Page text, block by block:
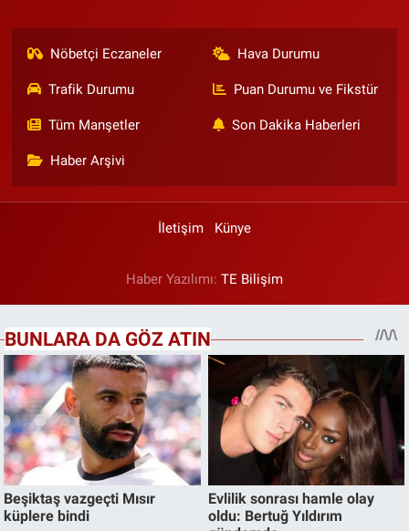
Nöbetçi Eczaneler Hava Durumu
Trafik Durumu Puan Durumu ve Fikstür
Tüm Manşetler Son Dakika Haberleri
Haber Arşivi
İletişim Künye
Haber Yazılımı: TE Bilişim